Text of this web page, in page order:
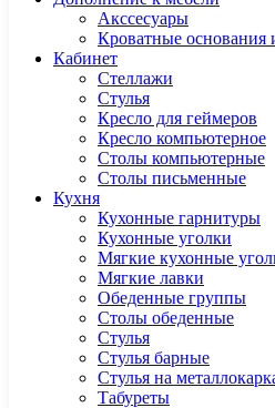
Акссесуары
Кроватные основания
Кабинет
Cтеллажи
Cтулья
Кресло для геймеров
Кресло компьютерное
Столы компьютерные
Столы письменные
Кухня
Кухонные гарнитуры
Кухонные уголки
Мягкие кухонные
Мягкие лавки
Обеденные группы
Столы обеденные
Стулья
Стулья барные
Стулья на
Табуреты